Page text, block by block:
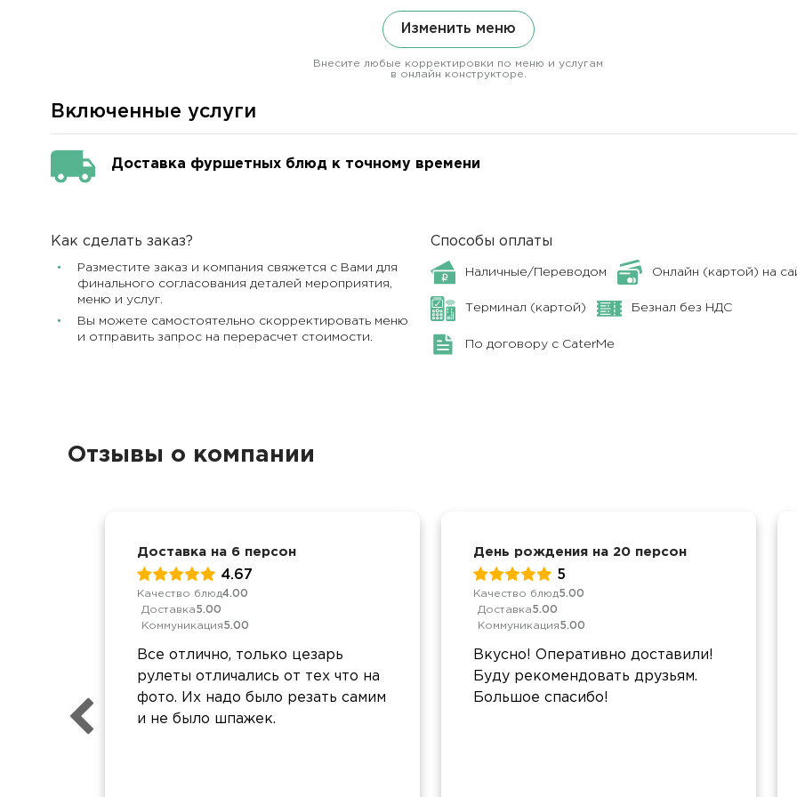
Изменить меню
Внесите любые корректировки по меню и услугам
в онлайн конструкторе.
Включенные услуги
Доставка фуршетных блюд к точному времени
Как сделать заказ?
Разместите заказ и компания свяжется с Вами для
финального согласования деталей мероприятия,
меню и услуг.
Вы можете самостоятельно скорректировать меню
и отправить запрос на перерасчет стоимости.
Способы оплаты
Наличные/Переводом Онлайн (картой) на
Терминал (картой) Безнал без НДС
По договору с CaterMe
Отзывы о компании
Доставка на 6 персон
4.67
Качество блюд4.00
Доставка5.00
Коммуникация5.00
Все отлично, только цезарь
рулеты отличались от тех что на
фото. Их надо было резать самим
и не было шпажек.
День рождения на 20 персон
5
Качество блюд5.00
Доставка5.00
Коммуникация5.00
Вкусно! Оперативно доставили!
Буду рекомендовать друзьям.
Большое спасибо!